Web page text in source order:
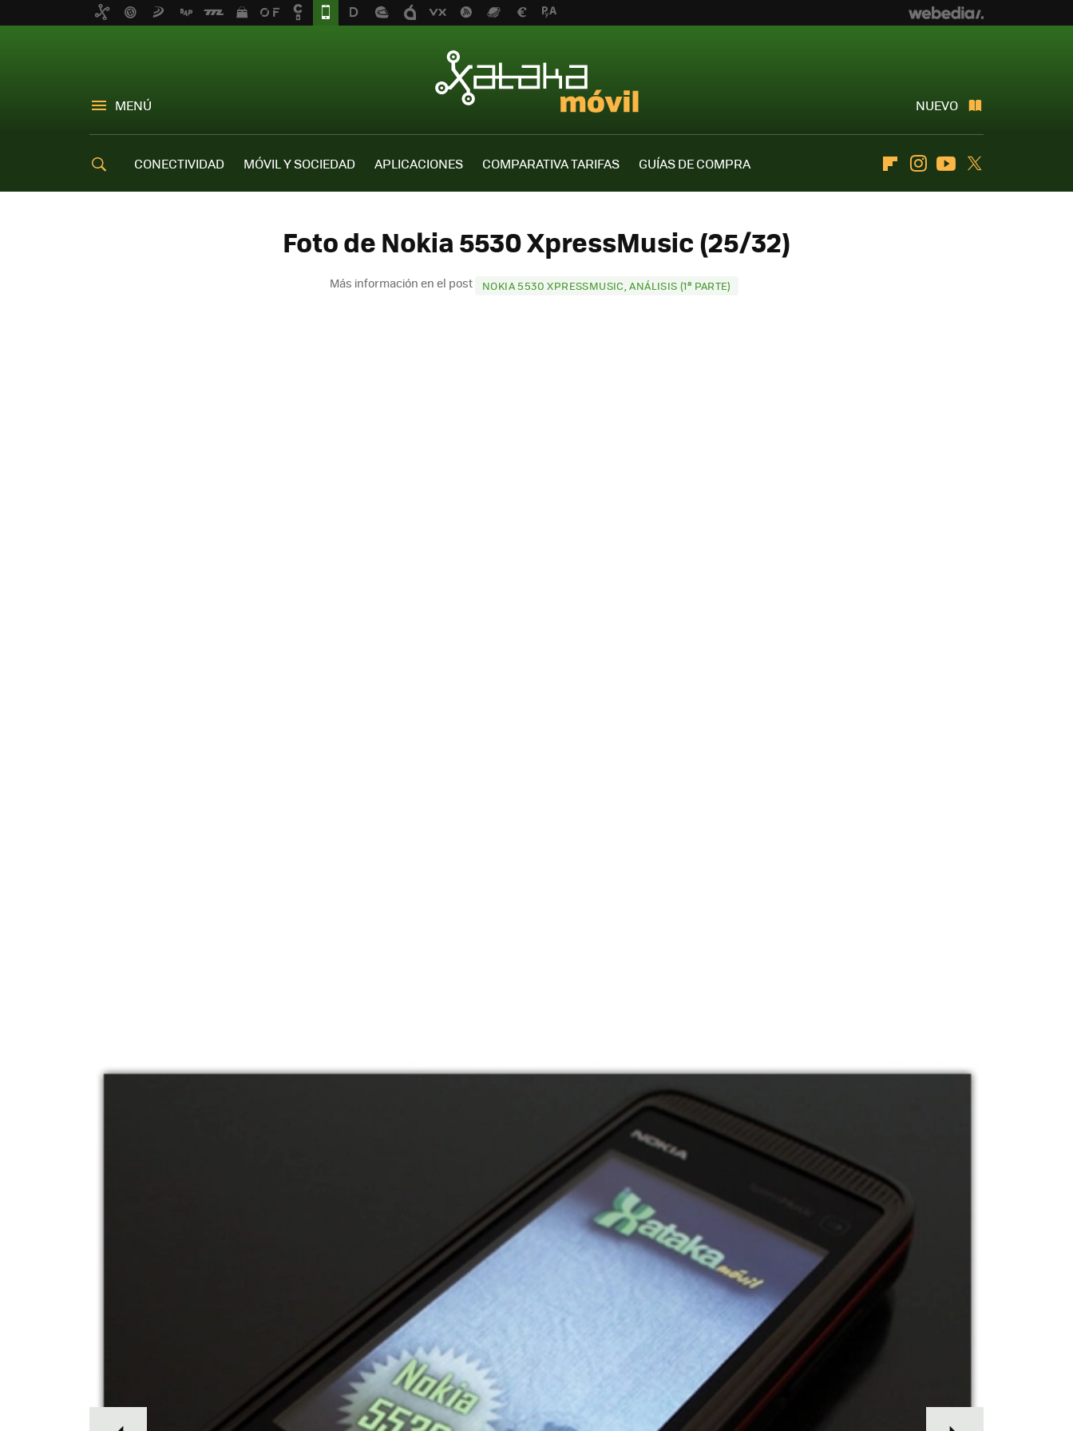
MENÚ NUEVO
CONECTIVIDAD MÓVIL Y SOCIEDAD APLICACIONES COMPARATIVA TARIFAS
GUÍAS DE COMPRA
FlipboardInstagramYoutube
Foto de Nokia 5530 XpressMusic (25/32)
Más información en el post NOKIA 5530 XPRESSMUSIC, ANÁLISIS (1ª PARTE)